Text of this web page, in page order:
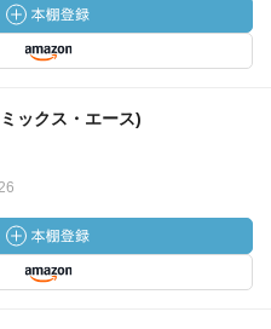
ックス・エース)